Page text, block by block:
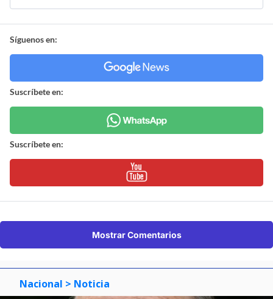
Síguenos en:
Suscríbete en:
Suscríbete en:
Mostrar Comentarios
Nacional > Noticia